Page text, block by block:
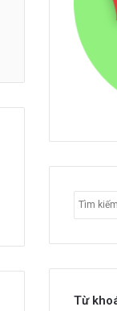
Từ